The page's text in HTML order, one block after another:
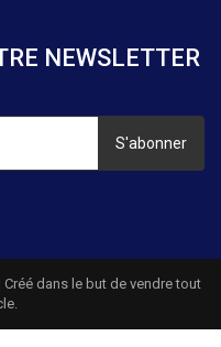
NEWSLETTER
S'abonner
dans le but de vendre tout